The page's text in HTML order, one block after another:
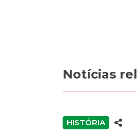
Notícias
HISTÓRIA